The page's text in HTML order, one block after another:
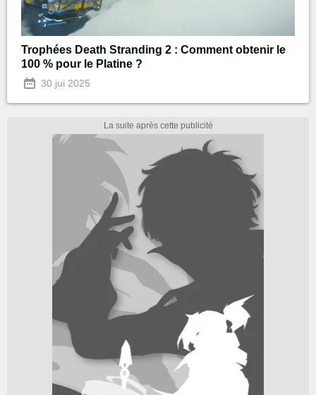
Trophées Death Stranding 2 : Comment obtenir le
100 % pour le Platine ?
30 jui 2025